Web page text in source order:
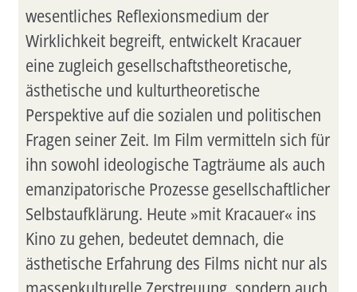
wesentliches Reflexionsmedium der
Wirklichkeit begreift, entwickelt Kracauer
eine zugleich gesellschaftstheoretische,
ästhetische und kulturtheoretische
Perspektive auf die sozialen und politischen
Fragen seiner Zeit. Im Film vermitteln sich für
ihn sowohl ideologische Tagträume als auch
emanzipatorische Prozesse gesellschaftlicher
Selbstaufklärung. Heute »mit Kracauer« ins
Kino zu gehen, bedeutet demnach, die
ästhetische Erfahrung des Films nicht nur als